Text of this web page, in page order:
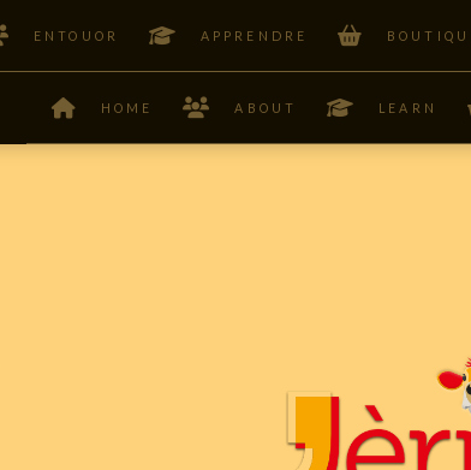
ENTOUOR APPRENDRE
HOME ABOUT LEARN